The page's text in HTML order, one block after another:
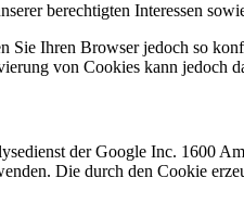
berechtigten Interessen
Ihren Browser jedoch so
von Cookies kann jedoch
der Google Inc. 1600
Die durch den Cookie